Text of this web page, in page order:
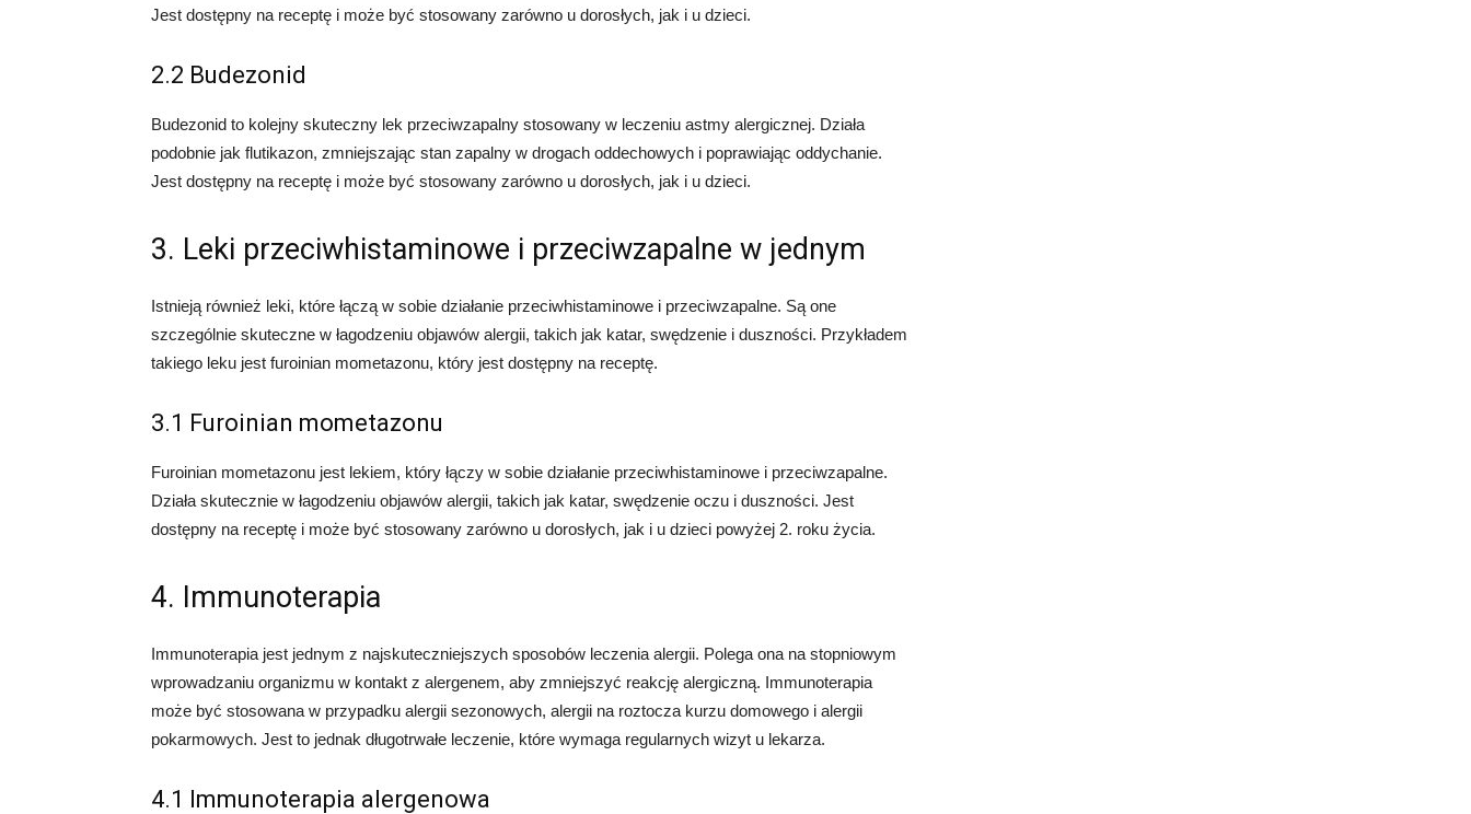
Jest dostępny na receptę i może być stosowany zarówno u dorosłych, jak i u dzieci.
2.2 Budezonid
Budezonid to kolejny skuteczny lek przeciwzapalny stosowany w leczeniu astmy alergicznej. Działa
podobnie jak flutikazon, zmniejszając stan zapalny w drogach oddechowych i poprawiając oddychanie.
Jest dostępny na receptę i może być stosowany zarówno u dorosłych, jak i u dzieci.
3. Leki przeciwhistaminowe i przeciwzapalne w jednym
Istnieją również leki, które łączą w sobie działanie przeciwhistaminowe i przeciwzapalne. Są one
szczególnie skuteczne w łagodzeniu objawów alergii, takich jak katar, swędzenie i duszności. Przykładem
takiego leku jest furoinian mometazonu, który jest dostępny na receptę.
3.1 Furoinian mometazonu
Furoinian mometazonu jest lekiem, który łączy w sobie działanie przeciwhistaminowe i przeciwzapalne.
Działa skutecznie w łagodzeniu objawów alergii, takich jak katar, swędzenie oczu i duszności. Jest
dostępny na receptę i może być stosowany zarówno u dorosłych, jak i u dzieci powyżej 2. roku życia.
4. Immunoterapia
Immunoterapia jest jednym z najskuteczniejszych sposobów leczenia alergii. Polega ona na stopniowym
wprowadzaniu organizmu w kontakt z alergenem, aby zmniejszyć reakcję alergiczną. Immunoterapia
może być stosowana w przypadku alergii sezonowych, alergii na roztocza kurzu domowego i alergii
pokarmowych. Jest to jednak długotrwałe leczenie, które wymaga regularnych wizyt u lekarza.
4.1 Immunoterapia alergenowa